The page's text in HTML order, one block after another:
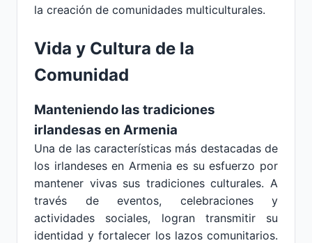
la creación de comunidades multiculturales.
Vida y Cultura de la
Comunidad
Manteniendo las tradiciones
irlandesas en Armenia
Una de las características más destacadas de
los irlandeses en Armenia es su esfuerzo por
mantener vivas sus tradiciones culturales. A
través de eventos, celebraciones y
actividades sociales, logran transmitir su
identidad y fortalecer los lazos comunitarios.